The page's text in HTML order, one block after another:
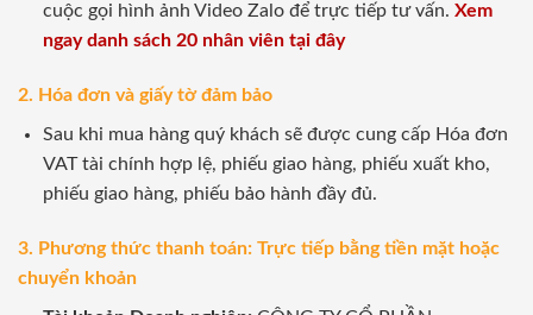
cuộc gọi hình ảnh Video Zalo để trực tiếp tư vấn. Xem
ngay danh sách 20 nhân viên tại đây
2. Hóa đơn và giấy tờ đảm bảo
Sau khi mua hàng quý khách sẽ được cung cấp Hóa đơn
VAT tài chính hợp lệ, phiếu giao hàng, phiếu xuất kho,
phiếu giao hàng, phiếu bảo hành đầy đủ.
3. Phương thức thanh toán: Trực tiếp bằng tiền mặt hoặc
chuyển khoản